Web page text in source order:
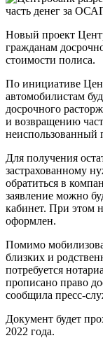
Новый проект
гражданам
стоимости полиса.
По инициативе
автомобилистам
досрочного
и возвращению
неиспользованный
Для получения
застрахованному
обратиться в
заявление можно
кабинет. При этом
оформлен.
Помимо
близких и
потребуется
прописано право
сообщила пресс-
Документ будет
2022 года.